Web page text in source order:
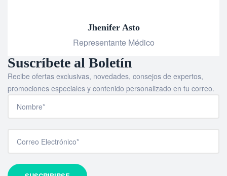
Jhenifer Asto
Representante Médico
Suscríbete al Boletín
Recibe ofertas exclusivas, novedades, consejos de expertos,
promociones especiales y contenido personalizado en tu correo.